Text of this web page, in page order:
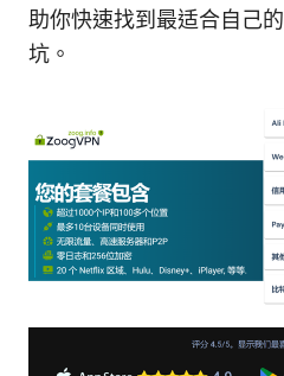
助你快速找到最适合自己
坑。